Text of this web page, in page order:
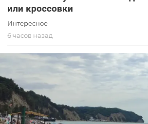
или кроссовки
Интересное
6 часов назад